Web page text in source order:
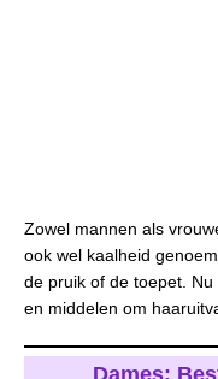
Zowel mannen als
ook wel kaalheid
de pruik of de toepet.
en middelen om
Dames: